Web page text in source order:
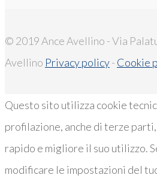
© 2019 Ance Avellino - Via
Avellino Privacy policy- Cookie
Questo sito utilizza cookie
profilazione, anche di terze
rapido e migliore il suo utilizzo.
modificare le impostazioni del